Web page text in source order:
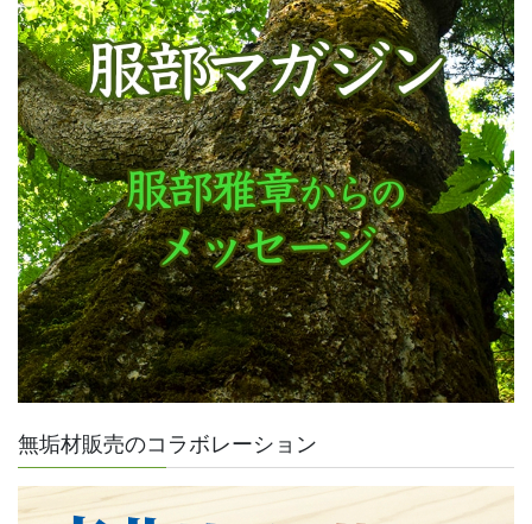
無垢材販売のコラボレーション